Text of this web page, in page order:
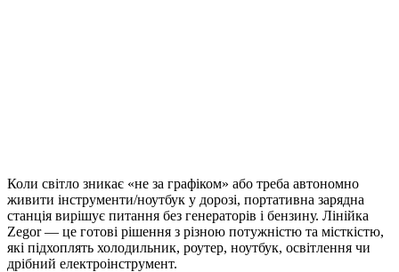
Коли світло зникає «не за графіком» або треба автономно
живити інструменти/ноутбук у дорозі, портативна зарядна
станція вирішує питання без генераторів і бензину. Лінійка
Zegor — це готові рішення з різною потужністю та місткістю,
які підхоплять холодильник, роутер, ноутбук, освітлення чи
дрібний електроінструмент.